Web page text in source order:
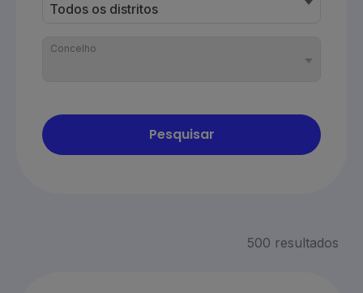
Todos os distritos
Concelho
Pesquisar
500 resultados